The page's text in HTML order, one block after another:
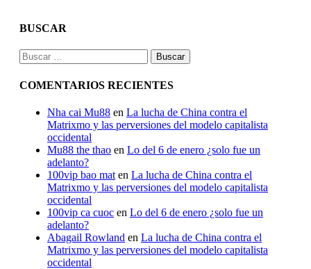
BUSCAR
Buscar:
COMENTARIOS RECIENTES
Nha cai Mu88 en La lucha de China contra el
Matrixmo y las perversiones del modelo capitalista
occidental
Mu88 the thao en Lo del 6 de enero ¿solo fue un
adelanto?
100vip bao mat en La lucha de China contra el
Matrixmo y las perversiones del modelo capitalista
occidental
100vip ca cuoc en Lo del 6 de enero ¿solo fue un
adelanto?
Abagail Rowland en La lucha de China contra el
Matrixmo y las perversiones del modelo capitalista
occidental